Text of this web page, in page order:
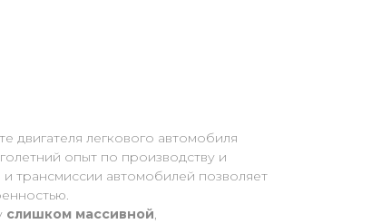
двигателя легкового автомобиля
опыт по производству и
и трансмиссии автомобилей позволяет
слишком массивной,